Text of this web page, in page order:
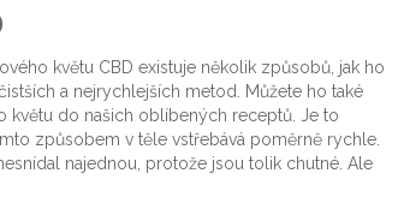
květu CBD existuje několik způsobů, jak ho
a nejrychlejších metod. Můžete ho také
květu do našich oblíbených receptů. Je to
způsobem v těle vstřebává poměrně rychle.
najednou, protože jsou tolik chutné. Ale